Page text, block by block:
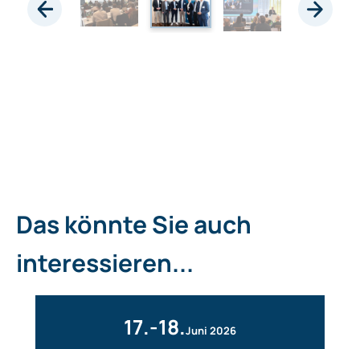
Das könnte Sie auch
interessieren...
17.-18.Juni 2026